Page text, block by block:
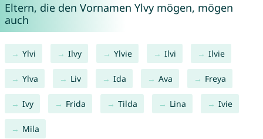
Eltern, die den Vornamen Ylvy mögen, mögen
auch
Ylvi Ilvy Ylvie Ilvi Ilvie
Ylva Liv Ida Ava Freya
Ivy Frida Tilda Lina Ivie
Mila